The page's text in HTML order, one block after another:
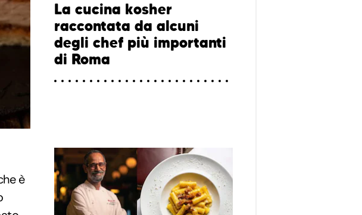
è
La cucina kosher
raccontata da alcuni
degli chef più importanti
di Roma